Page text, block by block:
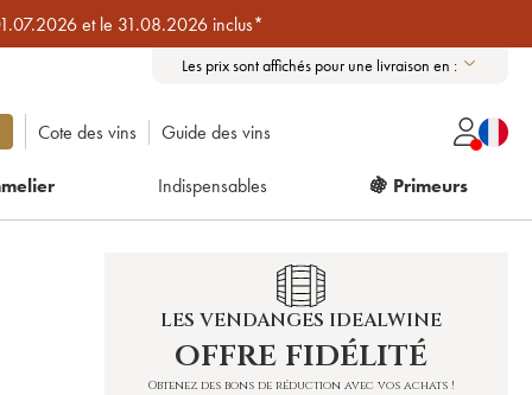
et le 31.08.2026 inclus*
Les prix sont affichés pour une livraison en :
Cote des vins Guide des vins
Indispensables 🍇 Primeurs
LES VENDANGES IDEALWINE
offre fidélité
Obtenez des bons de réduction avec vos achats !